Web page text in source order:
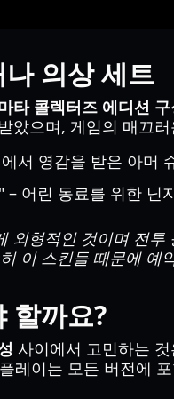
의상 세트
타 콜렉터즈 에디션 구
으며, 게임의 매끄
서 영감을 받은 아머
어린 동료를 위한 닌
외형적인 것이며 전
이 스킨들 때문에
할까요?
사이에서 고민하는
레이는 모든 버전에